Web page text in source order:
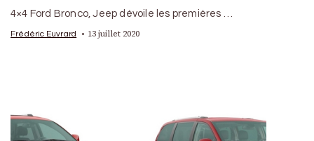
4×4 Ford Bronco, Jeep dévoile les premières …
Frédéric Euvrard 13 juillet 2020